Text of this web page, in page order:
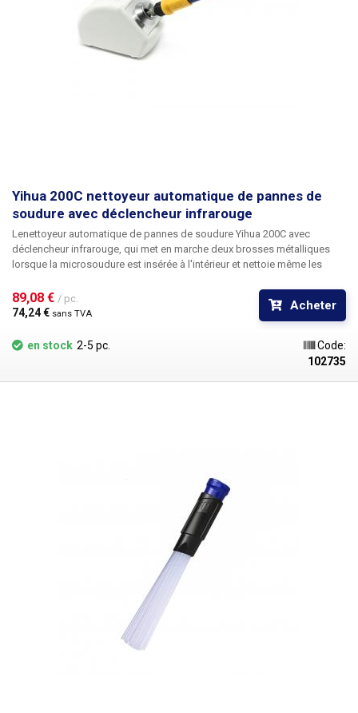
Yihua 200C nettoyeur automatique de pannes de
soudure avec déclencheur infrarouge
Lenettoyeur automatique de pannes de soudure Yihua 200C avec
déclencheur infrarouge, qui met en marche deux brosses métalliques
lorsque la microsoudure est insérée à l'intérieur et nettoie même les
résidus d'étain et d'oxyde. En raison de la tendance actuelle à souder
avec de la soudure sans plomb, les pointes s'oxydent plus rapidement,
ce qui augmente naturellement les besoins de nettoyage. L'éponge
humide classique présente l'inconvénient de choquer la panne lors du
nettoyage, ce qui peut provoquer des fissures à la surface des pointes
donc préférable d'utiliser des éponges métalliques, qui ne dégagent
350°C) des oxydes et des résidus d'étain. Les brosses sont peu dures,
de sorte qu'il n'y a aucun risque d'endommager la pointe (rayures). Sous
les brosses, il y a un tiroir amovible en aluminium pour les résidus de
soudure oxydée, de sorte que le nettoyage du nettoyeur est très facile.
Le nettoyeur Yihua 200C est très facile à démonter, le fond du temps en
plastique, qui contient également le compartiment à résidus, est
maintenu en place par un aimant, il n'est donc pas nécessaire de le
89,08 € / pc.
74,24 € sans TVA
Acheter
en stock 2-5 pc.
Code:
102735